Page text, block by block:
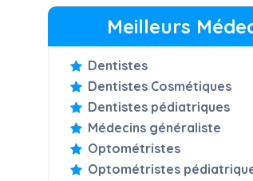
Meilleurs
Dentistes
Dentistes Cosmétiques
Dentistes pédiatriques
Médecins généraliste
Optométristes
Optométristes